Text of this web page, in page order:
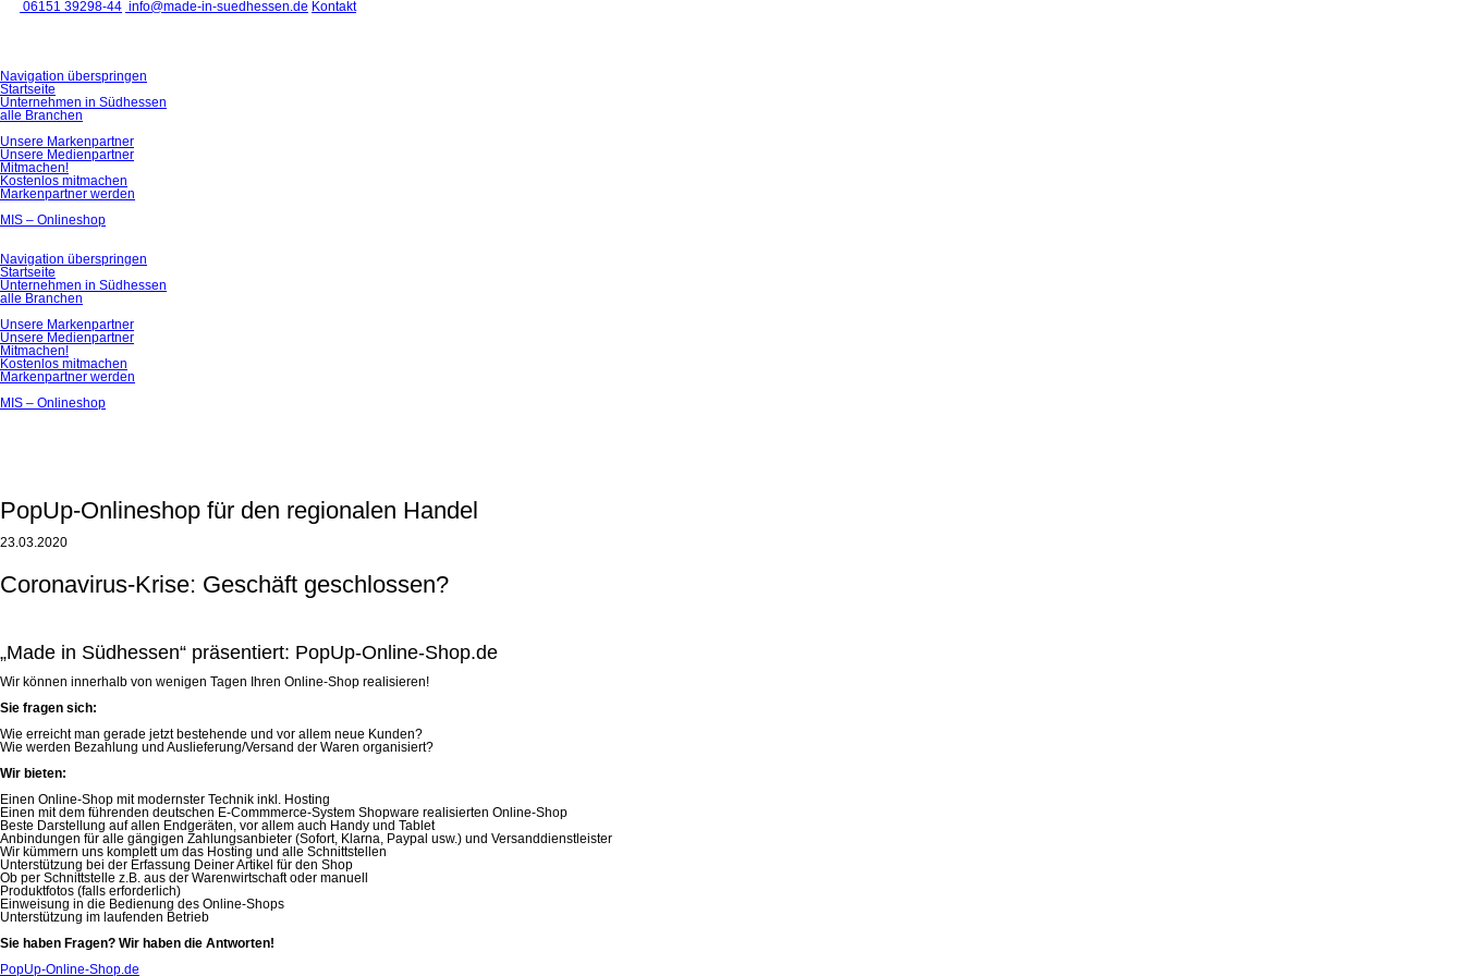
06151 39298-44 info@made-in-suedhessen.de Kontakt
Navigation überspringen
Startseite
Unternehmen in Südhessen
alle Branchen
Unsere Markenpartner
Unsere Medienpartner
Mitmachen!
Kostenlos mitmachen
Markenpartner werden
MIS – Onlineshop
Navigation überspringen
Startseite
Unternehmen in Südhessen
alle Branchen
Unsere Markenpartner
Unsere Medienpartner
Mitmachen!
Kostenlos mitmachen
Markenpartner werden
MIS – Onlineshop
PopUp-Onlineshop für den regionalen Handel
23.03.2020
Coronavirus-Krise: Geschäft geschlossen?
„Made in Südhessen“ präsentiert: PopUp-Online-Shop.de
Wir können innerhalb von wenigen Tagen Ihren Online-Shop realisieren!
Sie fragen sich:
Wie erreicht man gerade jetzt bestehende und vor allem neue Kunden?
Wie werden Bezahlung und Auslieferung/Versand der Waren organisiert?
Wir bieten:
Einen Online-Shop mit modernster Technik inkl. Hosting
Einen mit dem führenden deutschen E-Commmerce-System Shopware realisierten Online-Shop
Beste Darstellung auf allen Endgeräten, vor allem auch Handy und Tablet
Anbindungen für alle gängigen Zahlungsanbieter (Sofort, Klarna, Paypal usw.) und Versanddienstleister
Wir kümmern uns komplett um das Hosting und alle Schnittstellen
Unterstützung bei der Erfassung Deiner Artikel für den Shop
Ob per Schnittstelle z.B. aus der Warenwirtschaft oder manuell
Produktfotos (falls erforderlich)
Einweisung in die Bedienung des Online-Shops
Unterstützung im laufenden Betrieb
Sie haben Fragen? Wir haben die Antworten!
PopUp-Online-Shop.de